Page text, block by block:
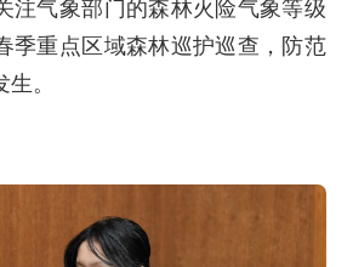
注气象部门的森林火险气象等级
季重点区域森林巡护巡查，防范
。